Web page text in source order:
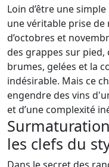
Loin d’être une
une véritable prise
d’octobres et
des grappes sur
brumes, gelées et la
indésirable. Mais ce
engendre des vins
et d’une complexité
les clefs du